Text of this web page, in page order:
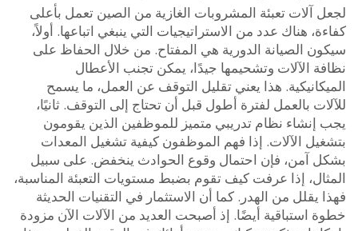
آلات تعبئة المشروبات الغازية من الصين تعمل بأعلى
هناك عدد من الاستراتيجيات التي ينبغي اتباعها. أولاً،
الصيانة الدورية هي المفتاح. من خلال الحفاظ على
الآلات وتشحيمها جيدًا، يمكن تجنب الأعطال
هذا يعني تقليل التوقف عن العمل، ما يسمح
بالعمل لفترة أطول قبل أن تحتاج إلى التوقف. ثانيًا،
نظام تدريبي متميز للموظفين الذين يقومون
الآلات. إذا فهم الموظفون كيفية تشغيل المعدات
آمن، فإن احتمال وقوع الحوادث ينخفض. على سبيل
إذا عرفت كيف تقوم بضبط مستويات التعبئة المناسبة،
يقلل من الهدر. كما أن الاستثمار في التقنيات الحديثة
استباقية أيضًا. إذ أصبحت العديد من الآلات الآن مزودة